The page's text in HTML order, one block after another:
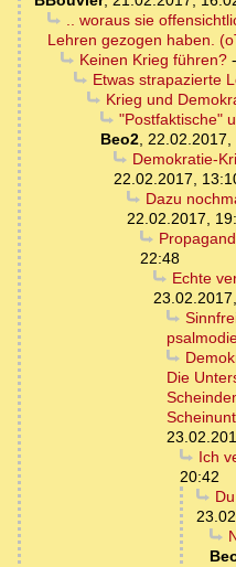
.. woraus sie
Lehren gezogen haben.
Keinen Krieg führen?-
Etwas strapazierte
Krieg und
"Postfaktische"
Beo2, 22.02.2017,
Demokratie-
22.02.2017,
Dazu
22.02.2017,
22:48
Echte
Die
Ich
20:42